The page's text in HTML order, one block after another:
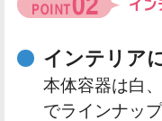
インテリア
本体容器は白
でラインナップ